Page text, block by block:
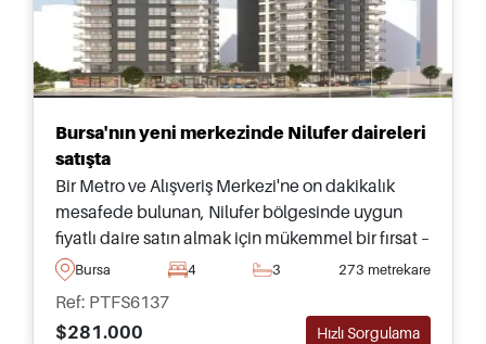
Bursa'nın yeni merkezinde Nilufer daireleri
satışta
Bir Metro ve Alışveriş Merkezi'ne on dakikalık
mesafede bulunan, Nilufer bölgesinde uygun
fiyatlı daire satın almak için mükemmel bir fırsat –
sosyal tesislere sahip kaliteli bir kompleksin
Bursa 4 3 273 metrekare
Ref: PTFS6137
$281.000
Hızlı Sorgulama